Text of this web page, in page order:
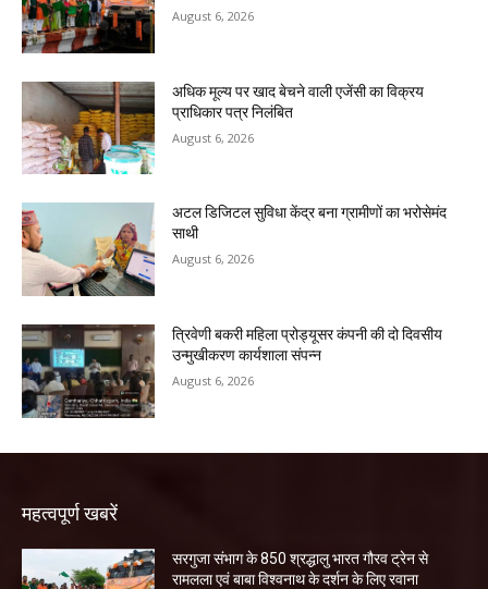
August 6, 2026
अधिक मूल्य पर खाद बेचने वाली एजेंसी का विक्रय
प्राधिकार पत्र निलंबित
August 6, 2026
अटल डिजिटल सुविधा केंद्र बना ग्रामीणों का भरोसेमंद
साथी
August 6, 2026
त्रिवेणी बकरी महिला प्रोड्यूसर कंपनी की दो दिवसीय
उन्मुखीकरण कार्यशाला संपन्न
August 6, 2026
महत्वपूर्ण खबरें
सरगुजा संभाग के 850 श्रद्धालु भारत गौरव ट्रेन से
रामलला एवं बाबा विश्वनाथ के दर्शन के लिए रवाना